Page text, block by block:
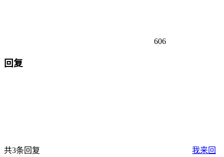
606
回复
共3条回复
我来回